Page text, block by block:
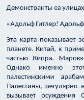
Демонстранты еа
«Адольф Гитлер! Адольф
Эта карта показывает
планете. Китай, к
частью Кипра.
Однако именно
палестинскими
Палестины, регулярно
вызывает